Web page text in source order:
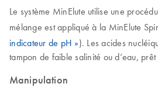
Le système MinElute utilise une
mélange est appliqué à la MinElute
indicateur de pH »). Les acides
tampon de faible salinité ou d’eau,
Manipulation